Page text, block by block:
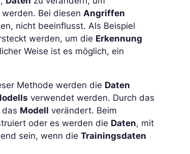
werden. Bei diesenAngriffen
nicht beeinflusst. Als Beispiel
werden, um die Erkennung
Weise ist es möglich, ein
Methode werden die Daten
verwendet werden. Durch das
Modell verändert. Beim
oder es werden die Daten, mit
sein, wenn dieTrainingsdaten